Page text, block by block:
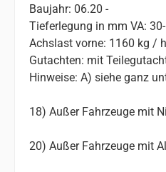
Baujahr: 06.20 -
Tieferlegung in mm VA:
Achslast vorne: 1160 kg /
Gutachten: mit
Hinweise: A) siehe ganz
18) Außer Fahrzeuge mit
20) Außer Fahrzeuge mit